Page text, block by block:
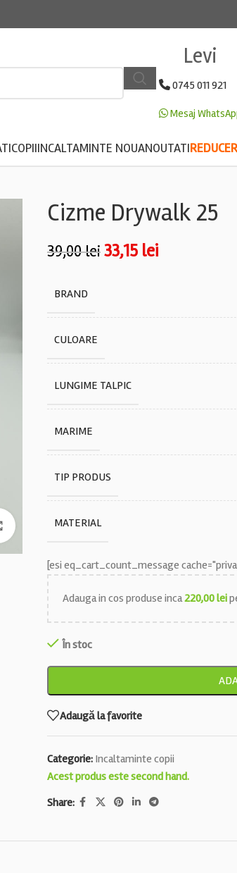
Levi
0745 011 921
Mesaj
COPIIINCALTAMINTE NOUANOUTATI
Faceți click pentru a mări
Cizme Drywalk 25
39,00lei33,15 lei
BRAND
CULOARE
LUNGIME TALPIC
MARIME
TIP PRODUS
MATERIAL
[esi eq_cart_count_message
Adauga in cos produse inca220,00lei
În stoc
Adaugă la favorite
Categorie: Incaltaminte copii
Acest produs este second hand.
Share: